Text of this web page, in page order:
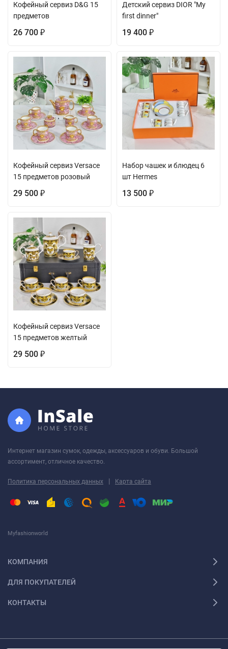
Кофейный сервиз D&G 15
предметов
26 700 ₽
Детский сервиз DIOR "My
first dinner"
19 400 ₽
Кофейный сервиз Versace
15 предметов розовый
29 500 ₽
Набор чашек и блюдец 6
шт Hermes
13 500 ₽
Кофейный сервиз Versace
15 предметов желтый
29 500 ₽
Интернет магазин сумок, одежды, аксессуаров и обуви. Большой
ассортимент, отличное качество.
Политика персональных данных | Карта сайта
Myfashionworld
КОМПАНИЯ
ДЛЯ ПОКУПАТЕЛЕЙ
КОНТАКТЫ